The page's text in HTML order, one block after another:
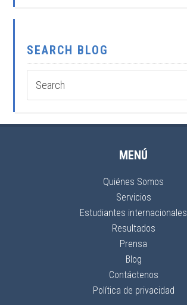
SEARCH BLOG
MENÚ
Quiénes Somos
Servicios
Estudiantes internacionales
Resultados
Prensa
Blog
Contáctenos
Política de privacidad